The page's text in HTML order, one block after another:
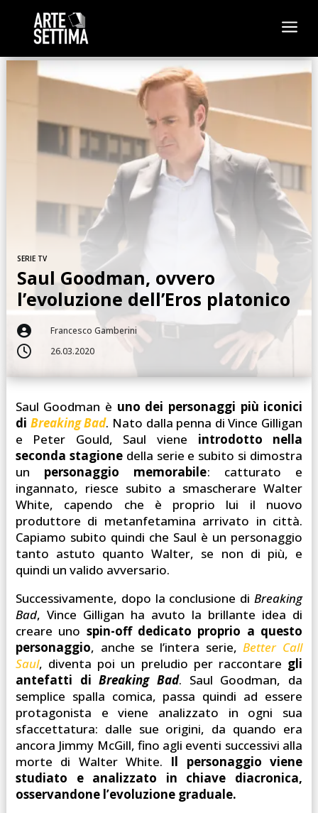
a
SERIE TV
Saul Goodman, ovvero
l’evoluzione dell’Eros platonico
 Francesco Gamberini
 26.03.2020
Saul Goodman è uno dei personaggi più iconici
di Breaking Bad. Nato dalla penna di Vince Gilligan
e Peter Gould, Saul viene introdotto nella
seconda stagionedella serie e subito si dimostra
un personaggio memorabile: catturato e
ingannato, riesce subito a smascherare Walter
White, capendo che è proprio lui il nuovo
produttore di metanfetamina arrivato in città.
Capiamo subito quindi che Saul è un personaggio
tanto astuto quanto Walter, se non di più, e
quindi un valido avversario.
Successivamente, dopo la conclusione di Breaking
Bad, Vince Gilligan ha avuto la brillante idea di
creare uno spin-off dedicato proprio a questo
personaggio, anche se l’intera serie, Better Call
Saul, diventa poi un preludio per raccontare gli
antefatti diBreaking Bad. Saul Goodman, da
semplice spalla comica, passa quindi ad essere
protagonista e viene analizzato in ogni sua
sfaccettatura: dalle sue origini, da quando era
ancora Jimmy McGill, fino agli eventi successivi alla
morte di Walter White. Il personaggio viene
studiato e analizzato in chiave diacronica,
osservandone l’evoluzione graduale.